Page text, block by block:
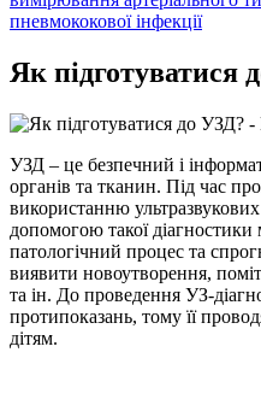
пневмококової інфекції
Як підготуватися
УЗД – це безпечний і
органів та тканин. Під час
використанню
допомогою такої діагностики
патологічний процес та
виявити новоутворення,
та ін. До проведення УЗ-
протипоказань, тому її
дітям.